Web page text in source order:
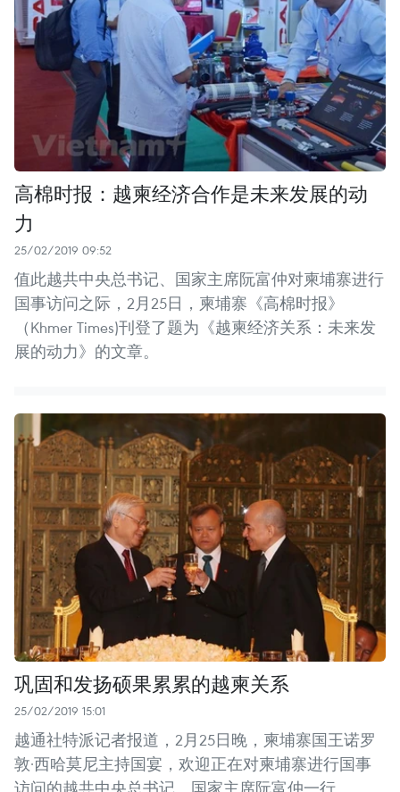
高棉时报：越柬经济合作是未来发展的动
力
25/02/2019 09:52
值此越共中央总书记、国家主席阮富仲对柬埔寨进行
国事访问之际，2月25日，柬埔寨《高棉时报》
（Khmer Times)刊登了题为《越柬经济关系：未来发
展的动力》的文章。
巩固和发扬硕果累累的越柬关系
25/02/2019 15:01
越通社特派记者报道，2月25日晚，柬埔寨国王诺罗
敦·西哈莫尼主持国宴，欢迎正在对柬埔寨进行国事
访问的越共中央总书记、国家主席阮富仲一行。